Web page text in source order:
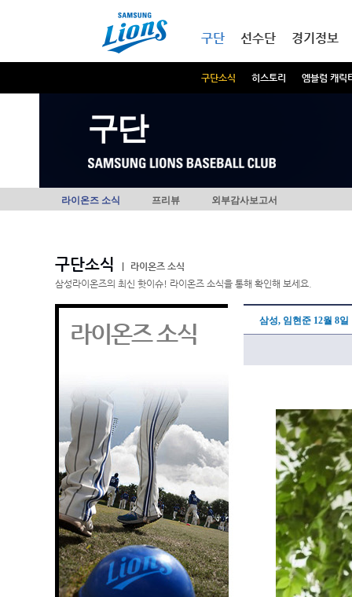
구단
구단소식 히스토리 엠블럼 캐릭
선수단 경기정보
구단
라이온즈 소식 프리뷰 외부감사보고서
구단소식
라이온즈 소식
삼성라이온즈의 최신 핫이슈! 라이온즈 소식을 통해 확인해 보세요.
라이온즈 소식 삼성, 임현준 12월 8일